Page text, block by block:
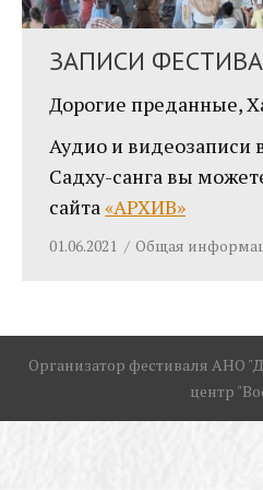
ЗАПИСИ
Дорогие преданные,
Аудио и видеозаписи
Садху-санга вы
сайта«АРХИВ»
01.06.2021 Общая
Организатор фестиваля АНО
центр